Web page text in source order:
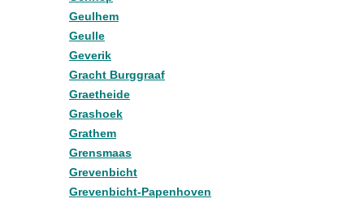
Geulhem
Geulle
Geverik
Gracht Burggraaf
Graetheide
Grashoek
Grathem
Grensmaas
Grevenbicht
Grevenbicht-Papenhoven